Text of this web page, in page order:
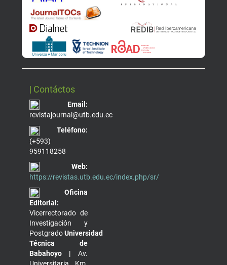
| Contáctos
Email:
revistajournal@utb.edu.ec
Teléfono:
(+593)
959118258
Web:
https://revistas.utb.edu.ec/index.php/sr/
Oficina
Editorial:
Vicerrectorado de
Investigación y
PostgradoUniversidad
Técnica de
Babahoyo | Av.